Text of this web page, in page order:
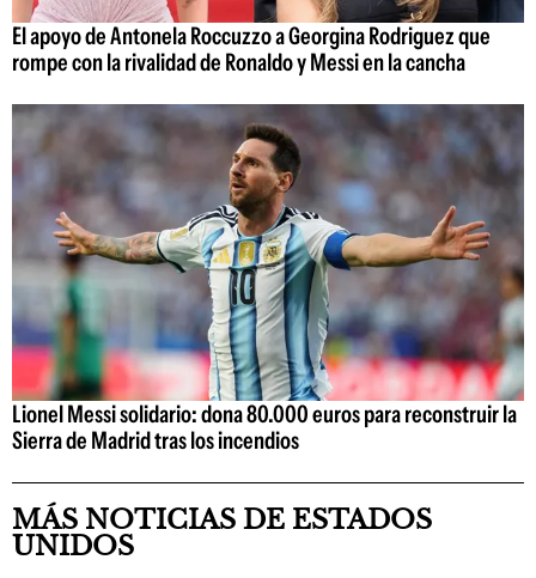
El apoyo de Antonela Roccuzzo a Georgina Rodriguez que
rompe con la rivalidad de Ronaldo y Messi en la cancha
Lionel Messi solidario: dona 80.000 euros para reconstruir la
Sierra de Madrid tras los incendios
MÁS NOTICIAS DE ESTADOS
UNIDOS